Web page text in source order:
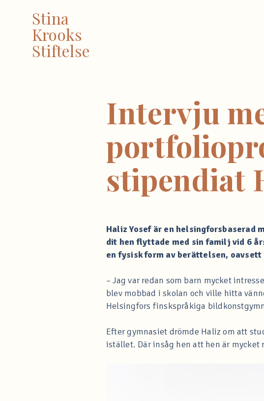
Stina
Krooks
Stiftelse
Intervju
stipendiat
Haliz Yosef är en helsingforsbaserad
dit hen flyttade med sin familj vid 6
en fysisk form av berättelsen,
– Jag var redan som barn mycket
blev mobbad i skolan och ville hitta
Helsingfors finskspråkiga
Efter gymnasiet drömde Haliz om att
istället. Där insåg hen att hen är mycket